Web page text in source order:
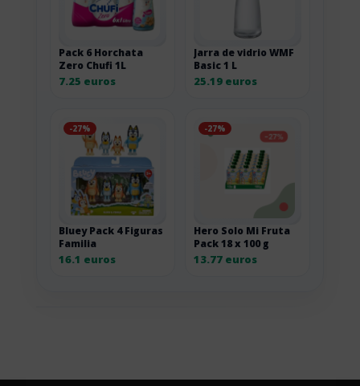
Pack 6 Horchata
Zero Chufi 1L
7.25 euros
Jarra de vidrio WMF
Basic 1 L
25.19 euros
-27%
Bluey Pack 4 Figuras
Familia
16.1 euros
-27%
Hero Solo Mi Fruta
Pack 18 x 100 g
13.77 euros